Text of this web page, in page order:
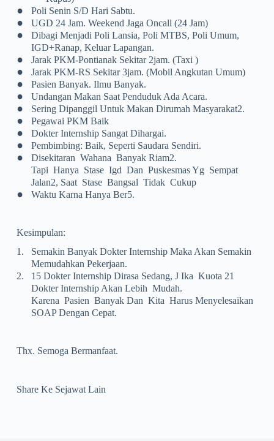
• Poli Senin S/d Hari Sabtu.
• UGD 24 Jam. Weekend Jaga Oncall (24 Jam)
•
Dibagi Menjadi Poli Lansia, Poli MTBS, Poli Umum,
IGD+ranap, Keluar Lapangan.
• Jarak PKM-Pontianak Sekitar 2jam. (Taxi )
• Jarak PKM-RS Sekitar 3jam. (Mobil Angkutan Umum)
• Pasien Banyak. Ilmu Banyak.
• Undangan Makan Saat Penduduk Ada Acara.
• Sering Dipanggil Untuk Makan Dirumah Masyarakat2.
• Pegawai PKM Baik
• Dokter Internship Sangat Dihargai.
• Pembimbing: Baik, Seperti Saudara Sendiri.
•
Disekitaran Wahana Banyak Riam2.
Tapi Hanya Stase Igd Dan Puskesmas Yg Sempat
Jalan2, Saat Stase Bangsal Tidak Cukup
• Waktu Karna Hanya Ber5.
Kesimpulan:
1.
Semakin Banyak Dokter Internship Maka Akan Semakin
Memudahkan Pekerjaan.
2.
15 Dokter Internship Dirasa Sedang, J Ika Kuota 21
Dokter Internship Akan Lebih Mudah.
Karena Pasien Banyak Dan Kita Harus Menyelesaikan
SOAP Dengan Cepat.
Thx. Semoga Bermanfaat.
Share Ke Sejawat Lain